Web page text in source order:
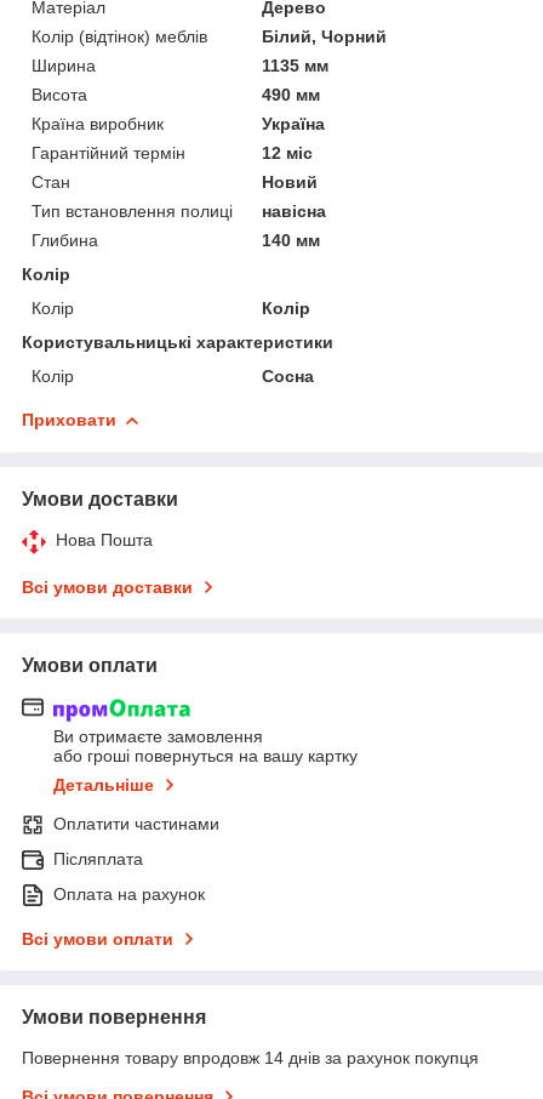
Матеріал
Дерево
Колір (відтінок) меблів
Білий, Чорний
Ширина
1135 мм
Висота
490 мм
Країна виробник
Україна
Гарантійний термін
12 міс
Стан
Новий
Тип встановлення полиці
навісна
Глибина
140 мм
Колір
Колір
Колір
Користувальницькі характеристики
Колір
Сосна
Приховати
Умови доставки
Нова Пошта
Всі умови доставки
Умови оплати
Ви отримаєте замовлення
або гроші повернуться на вашу картку
Детальніше
Оплатити частинами
Післяплата
Оплата на рахунок
Всі умови оплати
Умови повернення
Повернення товару впродовж 14 днів за рахунок покупця